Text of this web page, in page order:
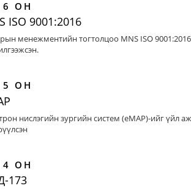
ОН
ISO 9001:2016
менежментийн тогтолцоо MNS ISO
ОН
нислэгийн зургийн систем (eMAP)-ийг үйл
ОН
173